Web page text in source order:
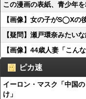
この漫画の表紙、青少年
【画像】女の子がS◯Xの
【疑問】瀬戸環奈みたい
【画像】44歳人妻「こん
ピカ速
イーロン・マスク「中国
け」